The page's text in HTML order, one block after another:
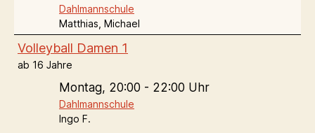
Dahlmannschule
Matthias, Michael
Volleyball Damen 1
ab 16 Jahre
Montag, 20:00 - 22:00 Uhr
Dahlmannschule
Ingo F.